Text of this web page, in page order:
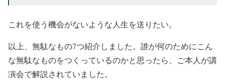
これを使う機会がないような人生を送りたい。
以上、無駄なもの7つ紹介しました。誰が何のためにこん
な無駄なものをつくっているのかと思ったら、ご本人が講
演会で解説されていました。